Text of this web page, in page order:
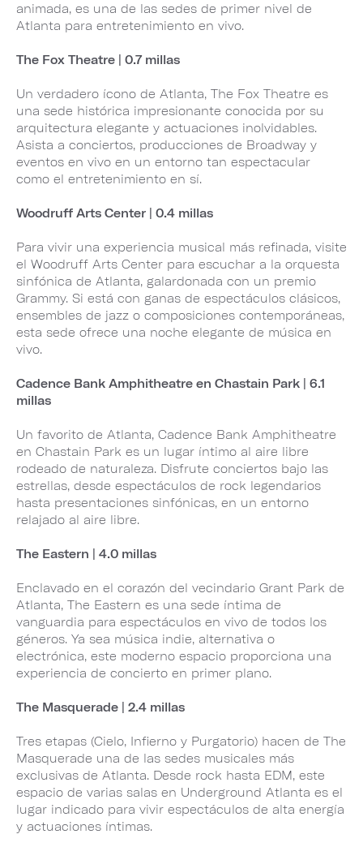
animada, es una de las sedes de primer nivel de
Atlanta para entretenimiento en vivo.
The Fox Theatre | 0.7 millas
Un verdadero ícono de Atlanta, The Fox Theatre es
una sede histórica impresionante conocida por su
arquitectura elegante y actuaciones inolvidables.
Asista a conciertos, producciones de Broadway y
eventos en vivo en un entorno tan espectacular
como el entretenimiento en sí.
Woodruff Arts Center | 0.4 millas
Para vivir una experiencia musical más refinada, visite
el Woodruff Arts Center para escuchar a la orquesta
sinfónica de Atlanta, galardonada con un premio
Grammy. Si está con ganas de espectáculos clásicos,
ensembles de jazz o composiciones contemporáneas,
esta sede ofrece una noche elegante de música en
vivo.
Cadence Bank Amphitheatre en Chastain Park | 6.1
millas
Un favorito de Atlanta, Cadence Bank Amphitheatre
en Chastain Park es un lugar íntimo al aire libre
rodeado de naturaleza. Disfrute conciertos bajo las
estrellas, desde espectáculos de rock legendarios
hasta presentaciones sinfónicas, en un entorno
relajado al aire libre.
The Eastern | 4.0 millas
Enclavado en el corazón del vecindario Grant Park de
Atlanta, The Eastern es una sede íntima de
vanguardia para espectáculos en vivo de todos los
géneros. Ya sea música indie, alternativa o
electrónica, este moderno espacio proporciona una
experiencia de concierto en primer plano.
The Masquerade | 2.4 millas
Tres etapas (Cielo, Infierno y Purgatorio) hacen de The
Masquerade una de las sedes musicales más
exclusivas de Atlanta. Desde rock hasta EDM, este
espacio de varias salas en Underground Atlanta es el
lugar indicado para vivir espectáculos de alta energía
y actuaciones íntimas.